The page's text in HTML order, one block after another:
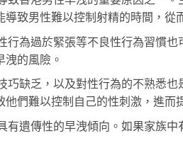
致男性難以控制射精的時間，從
行為過於緊張等不良性行為習慣
的風險。
巧缺乏，以及對性行為的不熟悉
們難以控制自己的性刺激，進而
有遺傳性的早洩傾向。如果家族